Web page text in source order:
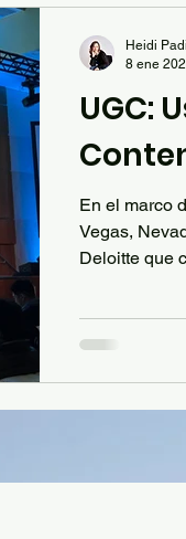
UGC:
En el marco
Vegas,
Deloitte que
Heidi
8 ene